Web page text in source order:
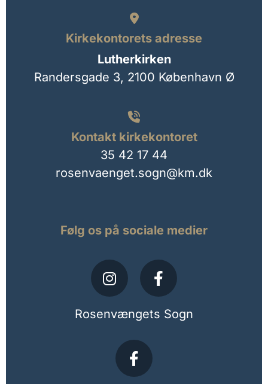

Kirkekontorets adresse
Lutherkirken
Randersgade 3, 2100 København Ø

Kontakt kirkekontoret
35 42 17 44
rosenvaenget.sogn@km.dk
Følg os på sociale medier
Rosenvængets Sogn